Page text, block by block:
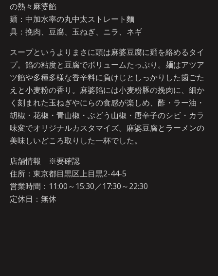
の熱々麻婆餡
麺：中加水率の丸中太ストレート麵
具：挽肉、豆腐、玉ねぎ、ニラ、ネギ
スープというよりまさに頭は麻婆豆腐に麺を絡めるタイ
プ。餡の粘度と豆腐でボリュームたっぷり。麺はアツア
ツ餡や多種多様な香辛料に負けじとしっかりした歯ごた
えと小麦粉の香り。麻婆餡には小麦粉豚の挽肉に、細か
く刻まれた玉ねぎやにらの食感が楽しめ、酢・ラー油・
胡椒・花椒・青山椒・ぶどう山椒・唐辛子のシビ・カラ
味変でオリジナルカスタマイズ。麻婆豆腐とラーメンの
美味しいどころ取りした一杯でした。
店舗情報 ※要確認
住所：東京都目黒区上目黒2-44-5
営業時間：11:00～15:30／17:30～22:30
定休日：無休